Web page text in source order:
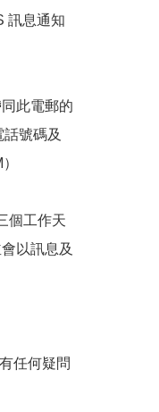
訊息通知
此電郵的
號碼及
個工作天
以訊息及
任何疑問